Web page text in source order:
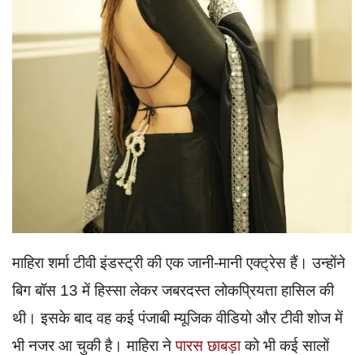
माहिरा शर्मा टीवी इंडस्ट्री की एक जानी-मानी एक्ट्रेस हैं। उन्होंने
बिग बॉस 13 में हिस्सा लेकर जबरदस्त लोकप्रियता हासिल की
थी। इसके बाद वह कई पंजाबी म्यूजिक वीडियो और टीवी शोज में
भी नजर आ चुकी है। माहिरा नेपारस छाबड़ाको भी कई सालों